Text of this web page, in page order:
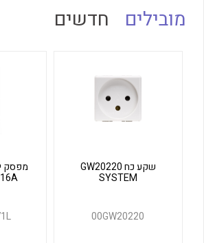
לכל מוצרי היצרן
מובילים חדשים
שקע כח GW20220
SYSTEM
00GW20220